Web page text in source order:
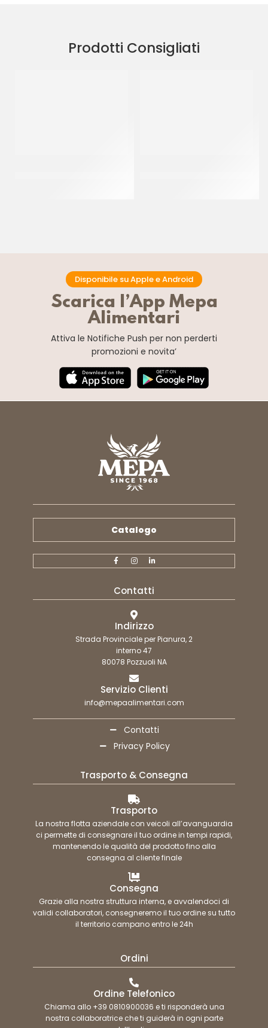
Prodotti Consigliati
Disponibile su Apple e Android
Scarica l’App Mepa
Alimentari
Attiva le Notifiche Push per non perderti
promozioni e novita’
Catalogo
Contatti
Indirizzo
Strada Provinciale per Pianura, 2
interno 47
80078 Pozzuoli NA
Servizio Clienti
info@mepaalimentari.com
Contatti
Privacy Policy
Trasporto & Consegna
Trasporto
La nostra flotta aziendale con veicoli all’avanguardia
ci permette di consegnare il tuo ordine in tempi rapidi,
mantenendo le qualità del prodotto fino alla
consegna al cliente finale
Consegna
Grazie alla nostra struttura interna, e avvalendoci di
validi collaboratori, consegneremo il tuo ordine su tutto
il territorio campano entro le 24h
Ordini
Ordine Telefonico
Chiama allo +39 0810900036 e ti risponderà una
nostra collaboratrice che ti guiderà in ogni parte